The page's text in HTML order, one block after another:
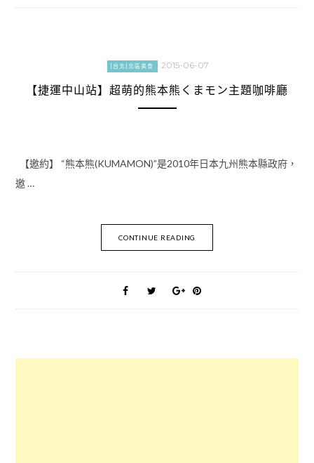
[台北]北區美食 2015-06-07
【捷運中山站】超萌的熊本熊くまモン主題咖啡廳
【邀約】 “熊本熊(KUMAMON)”是2010年日本九州熊本縣政府，
邀 …
CONTINUE READING